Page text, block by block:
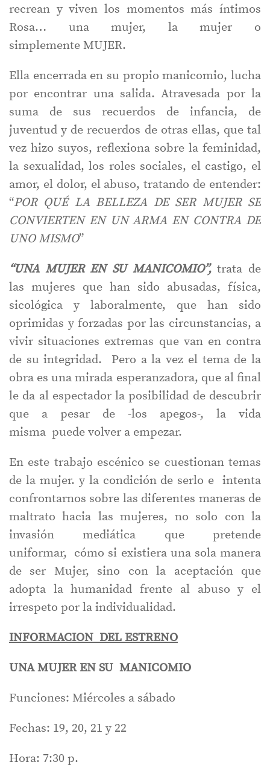
recrean y viven los momentos más íntimos
Rosa… una mujer, la mujer o
simplemente MUJER.
Ella encerrada en su propio manicomio, lucha
por encontrar una salida. Atravesada por la
suma de sus recuerdos de infancia, de
juventud y de recuerdos de otras ellas, que tal
vez hizo suyos, reflexiona sobre la feminidad,
la sexualidad, los roles sociales, el castigo, el
amor, el dolor, el abuso, tratando de entender:
“POR QUÉ LA BELLEZA DE SER MUJER SE
CONVIERTEN EN UN ARMA EN CONTRA DE
UNO MISMO”
“UNA MUJER EN SU MANICOMIO”,trata de
las mujeres que han sido abusadas, física,
sicológica y laboralmente, que han sido
oprimidas y forzadas por las circunstancias, a
vivir situaciones extremas que van en contra
de su integridad. Pero a la vez el tema de la
obra es una mirada esperanzadora, que al final
le da al espectador la posibilidad de descubrir
que a pesar de -los apegos-, la vida
misma puede volver a empezar.
En este trabajo escénico se cuestionan temas
de la mujer. y la condición de serlo e intenta
confrontarnos sobre las diferentes maneras de
maltrato hacia las mujeres, no solo con la
invasión mediática que pretende
uniformar, cómo si existiera una sola manera
de ser Mujer, sino con la aceptación que
adopta la humanidad frente al abuso y el
irrespeto por la individualidad.
INFORMACION DEL ESTRENO
UNA MUJER EN SU MANICOMIO
Funciones: Miércoles a sábado
Fechas: 19, 20, 21 y 22
Hora: 7:30 p.